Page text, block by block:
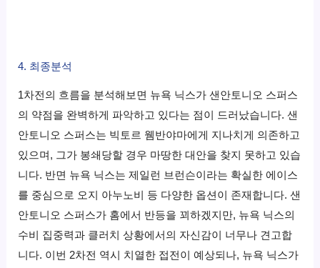
4. 최종분석
1차전의 흐름을 분석해보면 뉴욕 닉스가 샌안토니오 스퍼스
의 약점을 완벽하게 파악하고 있다는 점이 드러났습니다. 샌
안토니오 스퍼스는 빅토르 웸반야마에게 지나치게 의존하고
있으며, 그가 봉쇄당할 경우 마땅한 대안을 찾지 못하고 있습
니다. 반면 뉴욕 닉스는 제일런 브런슨이라는 확실한 에이스
를 중심으로 오지 아누노비 등 다양한 옵션이 존재합니다. 샌
안토니오 스퍼스가 홈에서 반등을 꾀하겠지만, 뉴욕 닉스의
수비 집중력과 클러치 상황에서의 자신감이 너무나 견고합
니다. 이번 2차전 역시 치열한 접전이 예상되나, 뉴욕 닉스가